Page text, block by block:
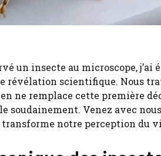
un insecte au microscope,
révélation scientifique. Nous
ne remplace cette première
soudainement. Venez avec
notre perception du